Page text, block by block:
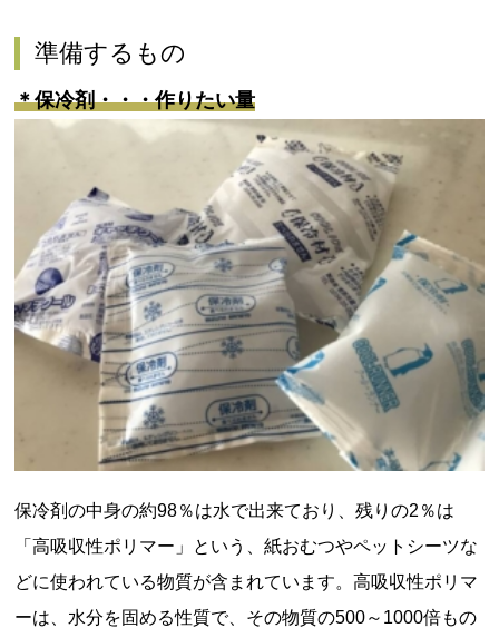
準備するもの
＊保冷剤・・・作りたい量
保冷剤の中身の約98％は水で出来ており、残りの2％は
「高吸収性ポリマー」という、紙おむつやペットシーツな
どに使われている物質が含まれています。高吸収性ポリマ
ーは、水分を固める性質で、その物質の500～1000倍もの